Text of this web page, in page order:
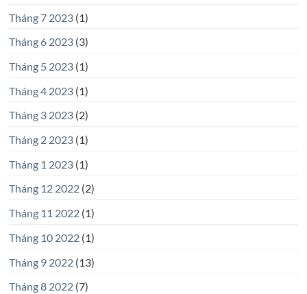
Tháng 7 2023(1)
Tháng 6 2023(3)
Tháng 5 2023(1)
Tháng 4 2023(1)
Tháng 3 2023(2)
Tháng 2 2023(1)
Tháng 1 2023(1)
Tháng 12 2022(2)
Tháng 11 2022(1)
Tháng 10 2022(1)
Tháng 9 2022(13)
Tháng 8 2022(7)